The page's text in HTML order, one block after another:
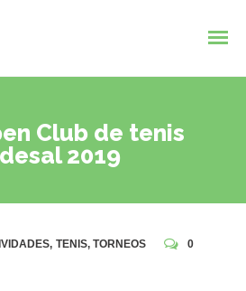
Club de tenis
2019
, TENIS, TORNEOS 0